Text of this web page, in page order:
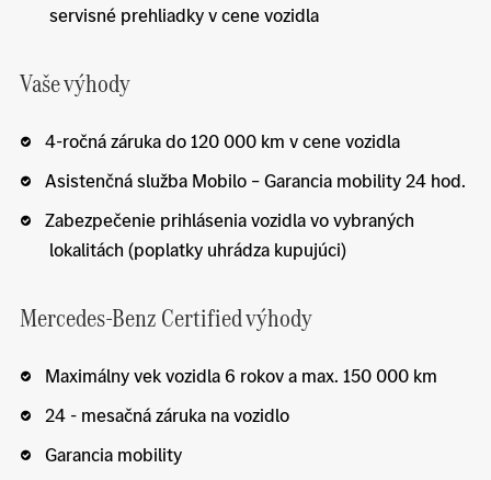
servisné prehliadky v cene vozidla
Vaše výhody
4-ročná záruka do 120 000 km v cene vozidla
Asistenčná služba Mobilo – Garancia mobility 24 hod.
Zabezpečenie prihlásenia vozidla vo vybraných
lokalitách (poplatky uhrádza kupujúci)
Mercedes-Benz Certified výhody
Maximálny vek vozidla 6 rokov a max. 150 000 km
24 - mesačná záruka na vozidlo
Garancia mobility